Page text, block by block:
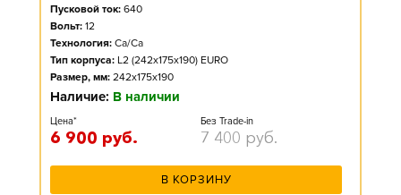
Пусковой ток: 640
Вольт: 12
Технология: Ca/Ca
Тип корпуса: L2 (242x175x190) EURO
Размер, мм: 242x175x190
Наличие: В наличии
Цена*
6 900 руб.
Без Trade-in
7 400 руб.
В КОРЗИНУ